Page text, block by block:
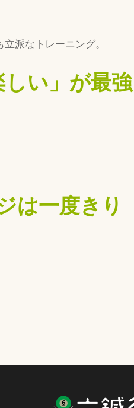
派なトレーニング。
い」が最強
は一度きり